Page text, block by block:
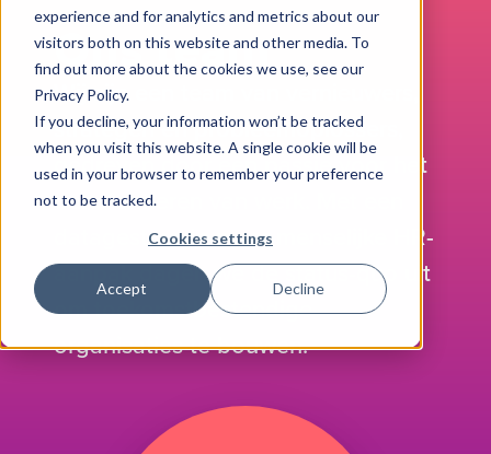
experience and for analytics and metrics about our
visitors both on this website and other media. To
find out more about the cookies we use, see our
Privacy Policy.
If you decline, your information won’t be tracked
when you visit this website. A single cookie will be
used in your browser to remember your preference
not to be tracked.
Cookies settings
Accept Decline
GEDREVEN DOOR IMPACT
Ons team
Wij zijn een team van vernieuwers,
strategen en probleemoplossers,
gedreven door een passie voor het
transformeren van werk. Met een
datagestuurde maar menselijke HR-
aanpak dagen we de status-quo uit
om toekomstbestendige
organisaties te bouwen.